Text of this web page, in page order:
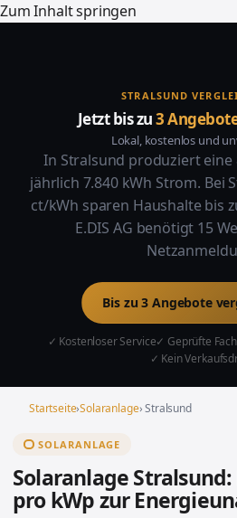
Zum Inhalt springen
STRALSUND
Jetzt bis zu3
Lokal, kostenlos und
In Stralsund produziert eine
jährlich 7.840 kWh Strom. Bei
ct/kWh sparen Haushalte bis
E.DIS AG benötigt 15
Bis zu 3 Angebote
✓ Kostenloser Service✓ Geprüfte
✓ Kein
Startseite›Solaranlage› Stralsund
SOLARANLAGE
Solaranlage
pro kWp zur